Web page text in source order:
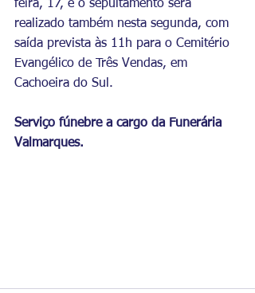
feira, 17, e o sepultamento será
realizado também nesta segunda, com
saída prevista às 11h para o Cemitério
Evangélico de Três Vendas, em
Cachoeira do Sul.
Serviço fúnebre a cargo da Funerária
Valmarques.